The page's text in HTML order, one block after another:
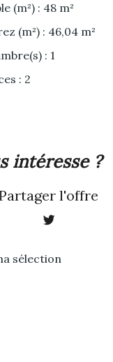
(m²) : 48 m²
(m²) : 46,04 m²
: 1
: 2
(34410)
intéresse ?
l'offre
sélection